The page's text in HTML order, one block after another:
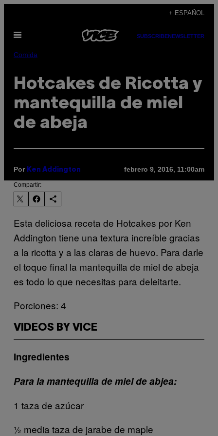
contenido
+ ESPAÑOL
Abrir
SUBSCRIBENEWSLETTER
Comida
Hotcakes de Ricotta y
mantequilla de miel
de abeja
Por Ken Addington febrero 9, 2016, 11:00am
Compartir:
Esta deliciosa receta de Hotcakes por Ken
Addington tiene una textura increíble gracias
a la ricotta y a las claras de huevo. Para darle
el toque final la mantequilla de miel de abeja
es todo lo que necesitas para deleitarte.
Porciones: 4
VIDEOS BY VICE
Ingredientes
Para la mantequilla de miel de abjea:
1 taza de azúcar
½ media taza de jarabe de maple